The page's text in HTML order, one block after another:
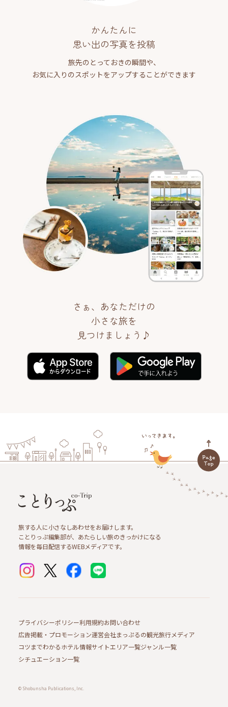
かんたんに
思い出の写真を投稿
旅先のとっておきの瞬間や、
お気に入りのスポットをアップすることができます
さぁ、あなただけの
小さな旅を
見つけましょう♪
旅する人に小さなしあわせをお届けします。
ことりっぷ編集部が、あたらしい旅のきっかけになる
情報を毎日配信するWEBメディアです。
プライバシーポリシー利用規約お問い合わせ
広告掲載・プロモーション運営会社まっぷるの観光旅行メディア
コツまでわかるホテル情報サイトエリア一覧ジャンル一覧
シチュエーション一覧
© Shobunsha Publications, Inc.